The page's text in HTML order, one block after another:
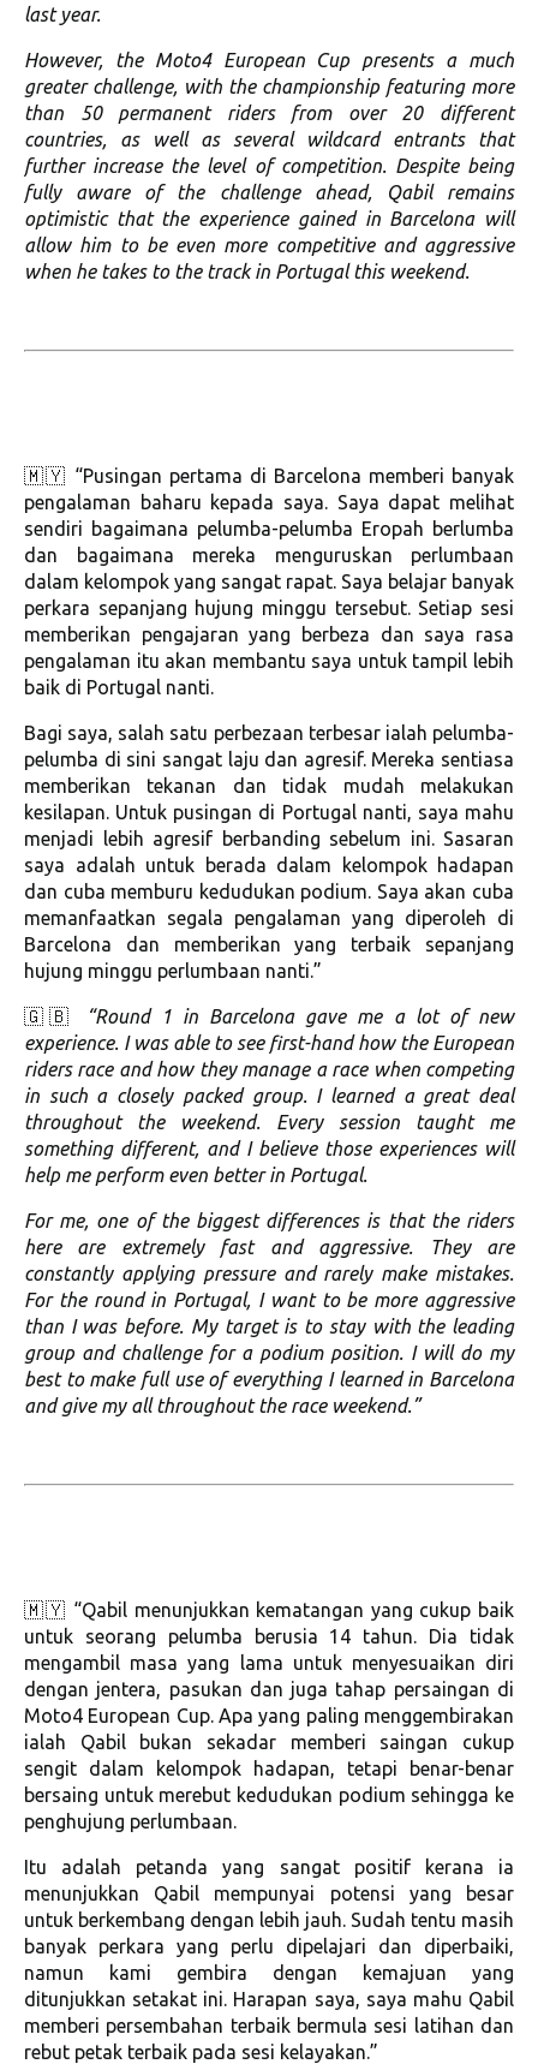
last year.
However, the Moto4 European Cup presents a much
greater challenge, with the championship featuring more
than 50 permanent riders from over 20 different
countries, as well as several wildcard entrants that
further increase the level of competition. Despite being
fully aware of the challenge ahead, Qabil remains
optimistic that the experience gained in Barcelona will
allow him to be even more competitive and aggressive
when he takes to the track in Portugal this weekend.
🇲🇾 “Pusingan pertama di Barcelona memberi banyak
pengalaman baharu kepada saya. Saya dapat melihat
sendiri bagaimana pelumba-pelumba Eropah berlumba
dan bagaimana mereka menguruskan perlumbaan
dalam kelompok yang sangat rapat. Saya belajar banyak
perkara sepanjang hujung minggu tersebut. Setiap sesi
memberikan pengajaran yang berbeza dan saya rasa
pengalaman itu akan membantu saya untuk tampil lebih
baik di Portugal nanti.
Bagi saya, salah satu perbezaan terbesar ialah pelumba-
pelumba di sini sangat laju dan agresif. Mereka sentiasa
memberikan tekanan dan tidak mudah melakukan
kesilapan. Untuk pusingan di Portugal nanti, saya mahu
menjadi lebih agresif berbanding sebelum ini. Sasaran
saya adalah untuk berada dalam kelompok hadapan
dan cuba memburu kedudukan podium. Saya akan cuba
memanfaatkan segala pengalaman yang diperoleh di
Barcelona dan memberikan yang terbaik sepanjang
hujung minggu perlumbaan nanti.”
🇬🇧
“Round 1 in Barcelona gave me a lot of new
experience. I was able to see first-hand how the European
riders race and how they manage a race when competing
in such a closely packed group. I learned a great deal
throughout the weekend. Every session taught me
something different, and I believe those experiences will
help me perform even better in Portugal.
For me, one of the biggest differences is that the riders
here are extremely fast and aggressive. They are
constantly applying pressure and rarely make mistakes.
For the round in Portugal, I want to be more aggressive
than I was before. My target is to stay with the leading
group and challenge for a podium position. I will do my
best to make full use of everything I learned in Barcelona
and give my all throughout the race weekend.”
🇲🇾 “Qabil menunjukkan kematangan yang cukup baik
untuk seorang pelumba berusia 14 tahun. Dia tidak
mengambil masa yang lama untuk menyesuaikan diri
dengan jentera, pasukan dan juga tahap persaingan di
Moto4 European Cup. Apa yang paling menggembirakan
ialah Qabil bukan sekadar memberi saingan cukup
sengit dalam kelompok hadapan, tetapi benar-benar
bersaing untuk merebut kedudukan podium sehingga ke
penghujung perlumbaan.
Itu adalah petanda yang sangat positif kerana ia
menunjukkan Qabil mempunyai potensi yang besar
untuk berkembang dengan lebih jauh. Sudah tentu masih
banyak perkara yang perlu dipelajari dan diperbaiki,
namun kami gembira dengan kemajuan yang
ditunjukkan setakat ini. Harapan saya, saya mahu Qabil
memberi persembahan terbaik bermula sesi latihan dan
rebut petak terbaik pada sesi kelayakan.”